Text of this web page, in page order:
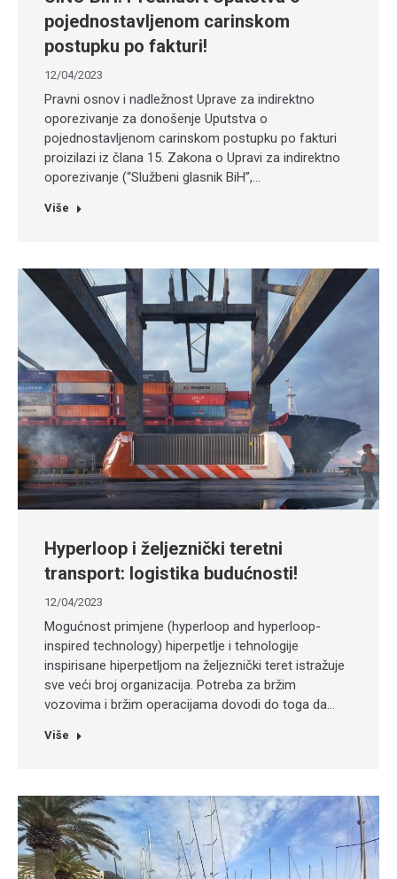
pojednostavljenom carinskom
postupku po fakturi!
12/04/2023
Pravni osnov i nadležnost Uprave za indirektno
oporezivanje za donošenje Uputstva o
pojednostavljenom carinskom postupku po fakturi
proizilazi iz člana 15. Zakona o Upravi za indirektno
oporezivanje (“Službeni glasnik BiH”,…
Više
Hyperloop i željeznički teretni
transport: logistika budućnosti!
12/04/2023
Mogućnost primjene (hyperloop and hyperloop-
inspired technology) hiperpetlje i tehnologije
inspirisane hiperpetljom na željeznički teret istražuje
sve veći broj organizacija. Potreba za bržim
vozovima i bržim operacijama dovodi do toga da…
Više